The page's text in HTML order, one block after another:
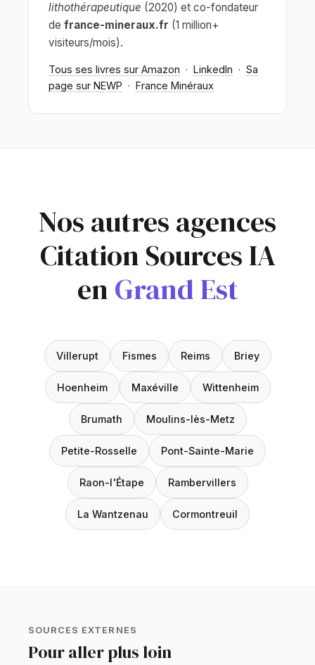
lithothérapeutique (2020) et co-fondateur
de france-mineraux.fr (1 million+
visiteurs/mois).
Tous ses livres sur Amazon · LinkedIn · Sa
page sur NEWP · France Minéraux
Nos autres agences
Citation Sources IA
en Grand Est
Villerupt Fismes Reims Briey
Hoenheim Maxéville Wittenheim
Brumath Moulins-lès-Metz
Petite-Rosselle Pont-Sainte-Marie
Raon-l'Étape Rambervillers
La Wantzenau Cormontreuil
SOURCES EXTERNES
Pour aller plus loin